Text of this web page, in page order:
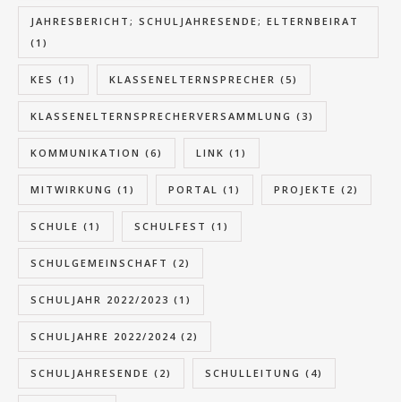
JAHRESBERICHT; SCHULJAHRESENDE; ELTERNBEIRAT
(1)
KES (1) KLASSENELTERNSPRECHER (5)
KLASSENELTERNSPRECHERVERSAMMLUNG (3)
KOMMUNIKATION (6) LINK (1)
MITWIRKUNG (1) PORTAL (1) PROJEKTE (2)
SCHULE (1) SCHULFEST (1)
SCHULGEMEINSCHAFT (2)
SCHULJAHR 2022/2023 (1)
SCHULJAHRE 2022/2024 (2)
SCHULJAHRESENDE (2) SCHULLEITUNG (4)